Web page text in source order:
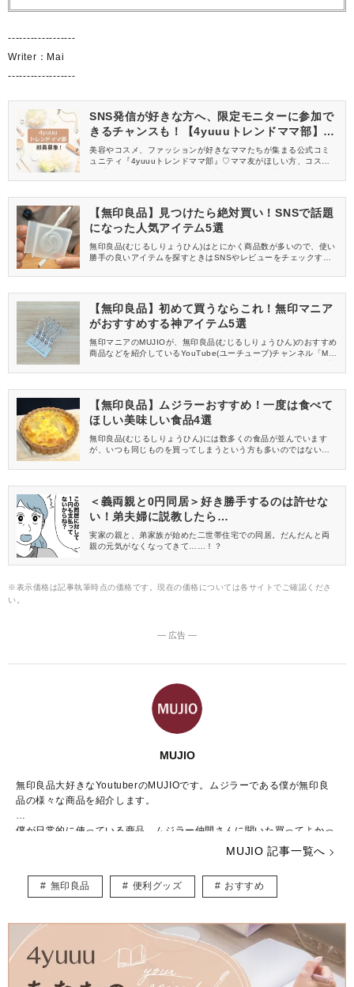
------------------
Writer：Mai
------------------
SNS発信が好きな方へ、限定モニターに参加で
きるチャンスも！【4yuuuトレンドママ部】部
員募集中
美容やコスメ、ファッションが好きなママたちが集まる公式コミ
ュニティ『4yuuuトレンドママ部』♡ママ友がほしい方、コスメサ
信してくれる方を募集しています！
【無印良品】見つけたら絶対買い！SNSで話題
になった人気アイテム5選
無印良品(むじるしりょうひん)はとにかく商品数が多いので、使い
勝手の良いアイテムを探すときはSNSやレビューをチェックする
紹介するYouTube(ユーチューブ)チャンネル「MUJIO・ムジ男」
ムをご紹介します。
【無印良品】初めて買うならこれ！無印マニア
がおすすめする神アイテム5選
無印マニアのMUJIOが、無印良品(むじるしりょうひん)のおすすめ
商品などを紹介しているYouTube(ユーチューブ)チャンネル「MU
品で買い物をする方におすすめのアイテムをご紹介します。
【無印良品】ムジラーおすすめ！一度は食べて
ほしい美味しい食品4選
無印良品(むじるしりょうひん)には数多くの食品が並んでいます
が、いつも同じものを買ってしまうという方も多いのではないで
ネル「MUJIO・ムジ男」の動画から、今回はぜひ一度食べてみて
＜義両親と0円同居＞好き勝手するのは許せな
い！弟夫婦に説教したら…
実家の親と、弟家族が始めた二世帯住宅での同居。だんだんと両
親の元気がなくなってきて……！？
※表示価格は記事執筆時点の価格です。現在の価格については各サイトでご確認くださ
い。
― 広告 ―
MUJIO
無印良品大好きなYoutuberのMUJIOです。ムジラーである僕が無印良
品の様々な商品を紹介します。
僕が日常的に使っている商品、ムジラー仲間さんに聞いた買ってよかっ
た商品、現役店員さんに教えてもらった商品など、さまざまな角度で無
◆instagram
◆youtube
https://www.youtube.com/channel/UC9G2y_Eb8wiBbHSRoebpuBA/f
eatured
MUJIO 記事一覧へ
無印良品 便利グッズ おすすめ